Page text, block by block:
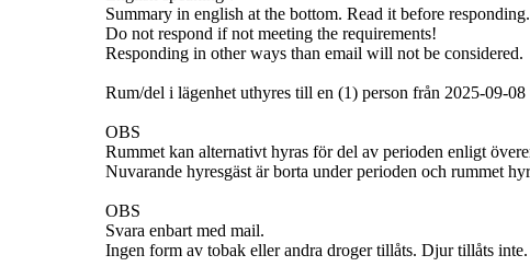
Summary in english at the bottom. Read it before responding.
Do not respond if not meeting the requirements!
Responding in other ways than email will not be considered.
Rum/del i lägenhet uthyres till en (1) person från 2025-09-
OBS
Rummet kan alternativt hyras för del av perioden enligt
Nuvarande hyresgäst är borta under perioden och rummet
OBS
Svara enbart med mail.
Ingen form av tobak eller andra droger tillåts. Djur tillåts inte.